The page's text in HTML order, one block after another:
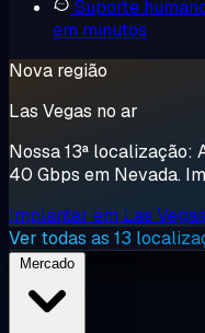
Suporte
em minutos
Nova região
Las Vegas no ar
Nossa 13ª localização:
40 Gbps em Nevada.
Implantar em Las
Ver todas as 13